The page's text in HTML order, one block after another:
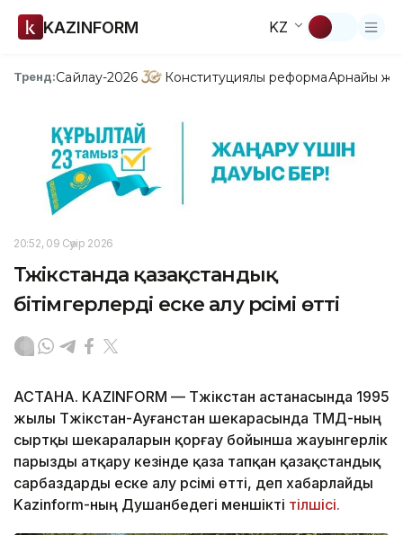
KAZINFORM KZ
Тренд:Сайлау-2026 Конституциялық реформаАрнайы
20:52, 09 Сәуір 2026
Тәжікстанда қазақстандық
бітімгерлерді еске алу рәсімі өтті
АСТАНА. KAZINFORM — Тәжікстан астанасында 1995
жылы Тәжікстан-Ауғанстан шекарасында ТМД-ның
сыртқы шекараларын қорғау бойынша жауынгерлік
парызды атқару кезінде қаза тапқан қазақстандық
сарбаздарды еске алу рәсімі өтті, деп хабарлайды
Kazinform-ның Душанбедегі меншікті тілшісі.